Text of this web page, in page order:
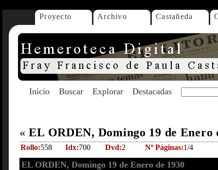
Proyecto Archivo Castañeda
Inicio Buscar Explorar Destacadas
« EL ORDEN, Domingo 19 de Enero
Rollo:558 Idx:700 Dvd:2 Nº Páginas:1/4
EL ORDEN, Domingo 19 de Enero de 1930